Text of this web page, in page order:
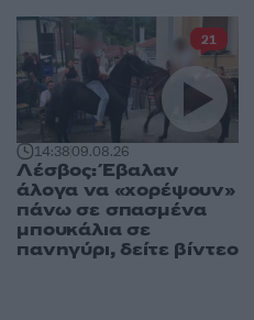
14:3809.08.26
Λέσβος: Έβαλαν
άλογα να «χορέψουν»
πάνω σε σπασμένα
μπουκάλια σε
πανηγύρι, δείτε βίντεο
21